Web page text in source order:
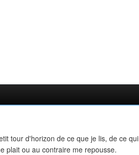
tour d'horizon de ce que je lis, de ce qui
plait ou au contraire me repousse.